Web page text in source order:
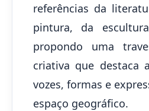
referências da
pintura, da
propondo uma
criativa que destaca
vozes, formas e
espaço geográfico.